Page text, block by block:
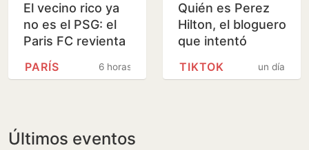
El vecino rico ya
no es el PSG: el
Paris FC revienta
el mercado
6 horas
PARÍS
Quién es Perez
Hilton, el bloguero
que intentó
durante un
un día
TIKTOK
Últimos eventos